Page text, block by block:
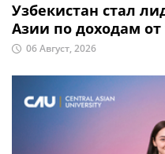
Узбекистан стал
Азии по доходам от
06 Август, 2026